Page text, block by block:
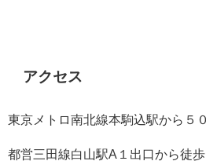
アクセス
東京メトロ南北線本駒込駅から５
都営三田線白山駅A１出口から徒